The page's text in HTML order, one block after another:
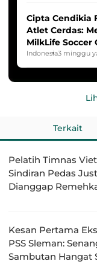
Cipta Cendikia
Atlet Cerdas:
MilkLife
HYDROPLUS
Indonesia3 minggu
Terkait
Pelatih Timnas
Sindiran Pedas
Dianggap
Kesan Pertama
PSS Sleman:
Sambutan Hangat